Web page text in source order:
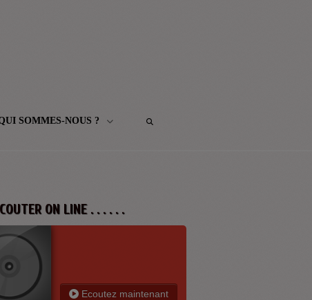
SOMMES-NOUS ?
ON LINE . . . . . .
Ecoutez maintenant